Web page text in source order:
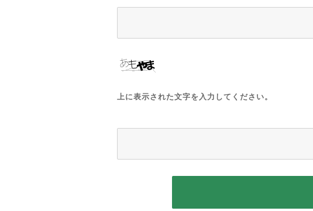
上に表示された文字を入力してください。